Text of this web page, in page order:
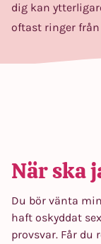
dig kan
oftast ringer
När ska
Du bör vänta
haft oskyddat
provsvar. Får du